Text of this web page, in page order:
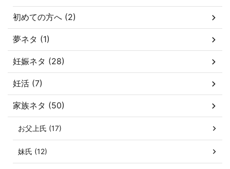
初めての方へ (2)
夢ネタ (1)
妊娠ネタ (28)
妊活 (7)
家族ネタ (50)
お父上氏 (17)
妹氏 (12)